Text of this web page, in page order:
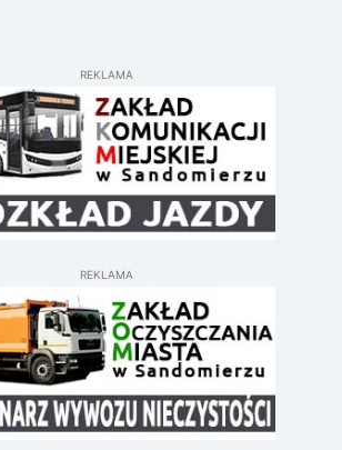
REKLAMA
REKLAMA